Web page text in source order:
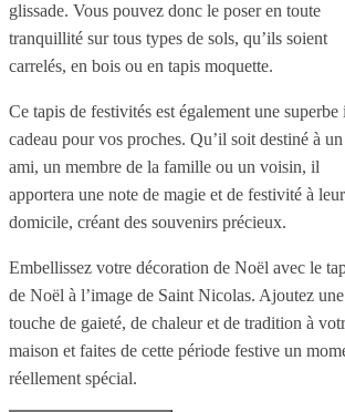
glissade. Vous pouvez donc le poser en toute
tranquillité sur tous types de sols, qu’ils soient
carrelés, en bois ou en tapis moquette.
Ce tapis de festivités est également une superbe
cadeau pour vos proches. Qu’il soit destiné à un
ami, un membre de la famille ou un voisin, il
apportera une note de magie et de festivité à leur
domicile, créant des souvenirs précieux.
Embellissez votre décoration de Noël avec le
de Noël à l’image de Saint Nicolas. Ajoutez une
touche de gaieté, de chaleur et de tradition à
maison et faites de cette période festive un
réellement spécial.